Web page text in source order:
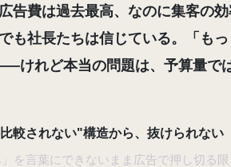
広告費は過去最高、なのに集客の
も社長たちは信じている。「も
けれど本当の問題は、 予算量で
較されない"構造から、抜けられない
」を言葉にできないまま広告で押し切る